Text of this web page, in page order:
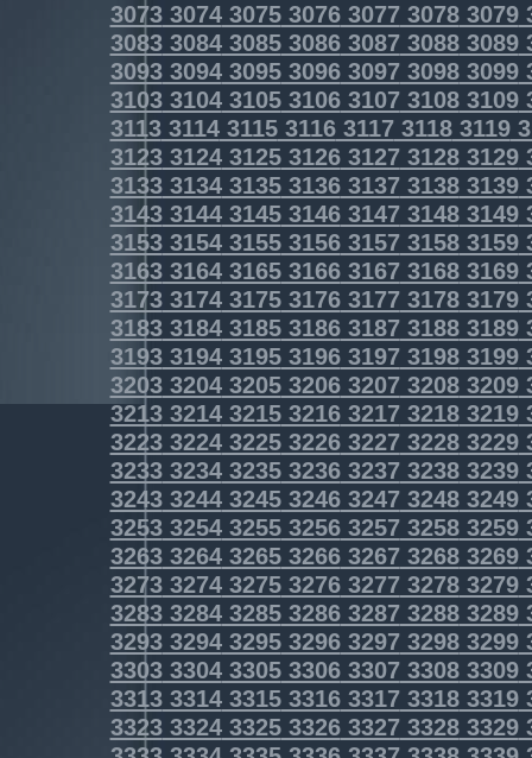
3073307430753076307730783079
3083308430853086308730883089
3093309430953096309730983099
3103310431053106310731083109
3113311431153116311731183119
3123312431253126312731283129
3133313431353136313731383139
3143314431453146314731483149
3153315431553156315731583159
3163316431653166316731683169
3173317431753176317731783179
3183318431853186318731883189
3193319431953196319731983199
3203320432053206320732083209
3213321432153216321732183219
3223322432253226322732283229
3233323432353236323732383239
3243324432453246324732483249
3253325432553256325732583259
3263326432653266326732683269
3273327432753276327732783279
3283328432853286328732883289
3293329432953296329732983299
3303330433053306330733083309
3313331433153316331733183319
3323332433253326332733283329